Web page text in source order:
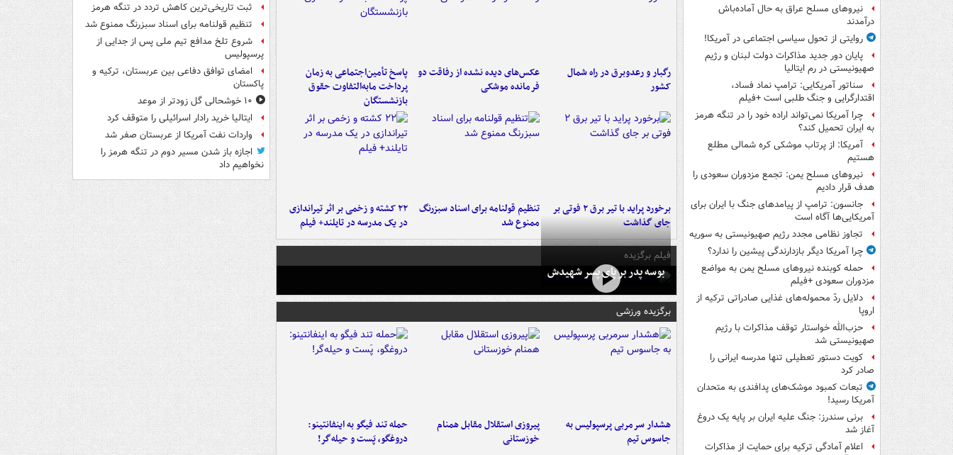
نیروهای مسلح عراق به حال آماده‌باش
درآمدند
روایتی از تحول سیاسی اجتماعی در آمریکا!
پایان دور جدید مذاکرات دولت لبنان و رژیم
صهیونیستی در رم ایتالیا
سناتور آمریکایی: ترامپ نماد فساد،
اقتدارگرایی و جنگ طلبی است +فیلم
چرا آمریکا نمی‌تواند اراده خود را در تنگه هرمز
به ایران تحمیل کند؟
آمریکا: از پرتاب موشکی کره شمالی مطلع
هستیم
نیروهای مسلح یمن: تجمع مزدوران سعودی را
هدف قرار دادیم
جانسون: ترامپ از پیامدهای جنگ با ایران برای
آمریکایی‌ها آگاه است
تجاوز نظامی مجدد رژیم صهیونیستی به سوریه
چرا آمریکا دیگر بازدارندگی پیشین را ندارد؟
حمله کوبنده نیروهای مسلح یمن به مواضع
مزدوران سعودی +فیلم
دلایل ردّ محموله‌های غذایی صادراتی ترکیه از
اروپا
حزب‌الله خواستار توقف مذاکرات با رژیم
صهیونیستی شد
کویت دستور تعطیلی تنها مدرسه ایرانی را
صادر کرد
تبعات کمبود موشک‌های پدافندی به متحدان
آمریکا رسید!
برنی سندرز: جنگ علیه ایران بر پایه یک دروغ
آغاز شد
اعلام آمادگی ترکیه برای حمایت از مذاکرات
رگبار و رعدوبرق در راه شمال
کشور
عکس‌های دیده نشده از رفاقت دو
فرمانده‌ موشکی
پاسخ تأمین‌اجتماعی به زمان
پرداخت مابه‌التفاوت حقوق
بازنشستگان
برخورد پراید با تیر برق ۲ فوتی بر
جای گذاشت
تنظیم قولنامه برای اسناد سبزرنگ
ممنوع شد
۲۲ کشته و زخمی بر اثر تیراندازی
در یک مدرسه در تایلند+ فیلم
فیلم برگزیده
بوسه‌ پدر بر پای پسر شهیدش
برگزیده ورزشی
هشدار سرمربی پرسپولیس به
جاسوس تیم
پیروزی استقلال مقابل همنام
خوزستانی
حمله تند فیگو به اینفانتینو:
دروغگو، پَست‌ و حیله‌گر!
ثبت تاریخی‌ترین کاهش تردد در تنگه هرمز
تنظیم قولنامه برای اسناد سبزرنگ ممنوع شد
شروع تلخ مدافع تیم ملی پس از جدایی از
پرسپولیس
امضای توافق دفاعی بین عربستان، ترکیه و
پاکستان
۱۰ خوشحالی گل زودتر از موعد
ایتالیا خرید رادار اسرائیلی را متوقف کرد
واردات نفت آمریکا از عربستان صفر شد
اجازه باز شدن مسیر دوم در تنگه هرمز را
نخواهیم داد